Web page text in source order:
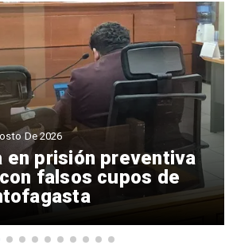
en prisión preventiva
falsos cupos de
De 2026